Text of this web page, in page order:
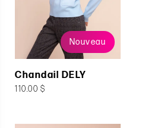
Nouveau
Chandail DELY
110.00 $